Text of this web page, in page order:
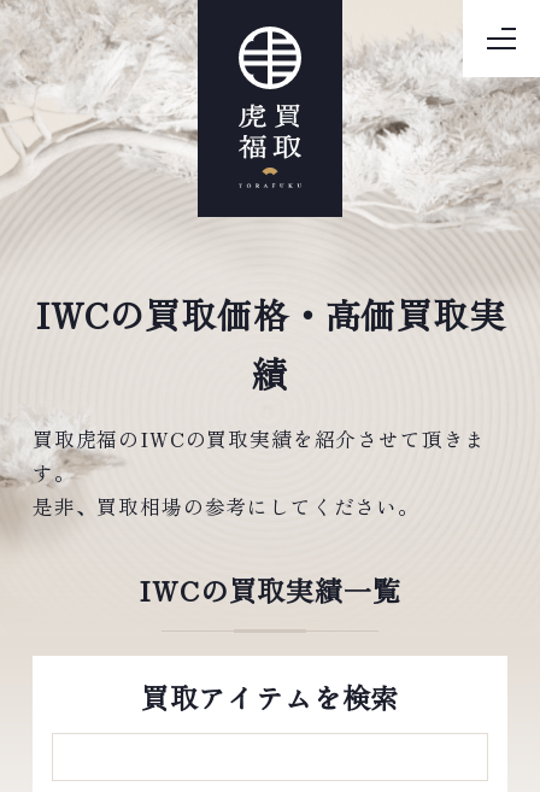
IWCの買取価格・高価買取実
績
買取虎福のIWCの買取実績を紹介させて頂きま
す。
是非、買取相場の参考にしてください。
IWCの買取実績一覧
買取アイテムを検索